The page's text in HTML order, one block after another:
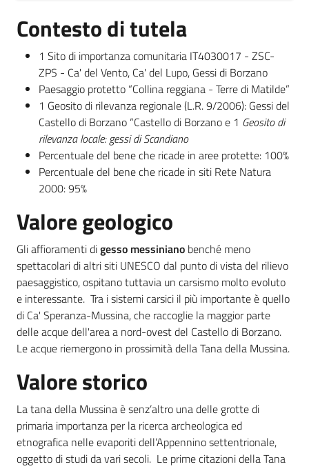
Contesto di tutela
1 Sito di importanza comunitaria IT4030017 - ZSC-
ZPS - Ca' del Vento, Ca' del Lupo, Gessi di Borzano
Paesaggio protetto “Collina reggiana - Terre di Matilde”
1 Geosito di rilevanza regionale (L.R. 9/2006): Gessi del
Castello di Borzano “Castello di Borzano e 1 Geosito di
rilevanza locale: gessi di Scandiano
Percentuale del bene che ricade in aree protette: 100%
Percentuale del bene che ricade in siti Rete Natura
2000: 95%
Valore geologico
Gli affioramenti digesso messiniano benché meno
spettacolari di altri siti UNESCO dal punto di vista del rilievo
paesaggistico, ospitano tuttavia un carsismo molto evoluto
e interessante. Tra i sistemi carsici il più importante è quello
di Ca' Speranza-Mussina, che raccoglie la maggior parte
delle acque dell'area a nord-ovest del Castello di Borzano.
Le acque riemergono in prossimità della Tana della Mussina.
Valore storico
La tana della Mussina è senz’altro una delle grotte di
primaria importanza per la ricerca archeologica ed
etnografica nelle evaporiti dell’Appennino settentrionale,
oggetto di studi da vari secoli. Le prime citazioni della Tana